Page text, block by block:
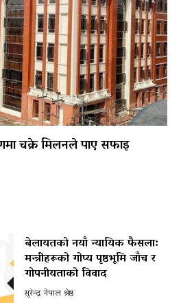
चक्रे मिलनले पाए सफाइ
बेलायतको नयाँ न्यायिक फैसला:
मन्त्रीहरूको गोप्य पृष्ठभूमि जाँच र
गोपनीयताको विवाद
सुरेन्द्र नेपाल श्रेष्ठ